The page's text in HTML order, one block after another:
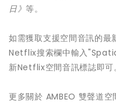
日》等。
如需獲取支援空間音訊的
Netflix搜索欄中輸入
新Netflix空間音訊標誌即可。
更多關於 AMBEO 雙聲道空